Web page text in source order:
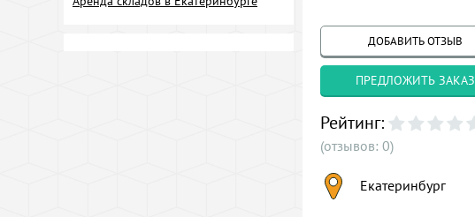
ДОБАВИТЬ ОТЗЫВ
ПРЕДЛОЖИТЬ ЗАКАЗ
Рейтинг:
(отзывов: 0)
Екатеринбург